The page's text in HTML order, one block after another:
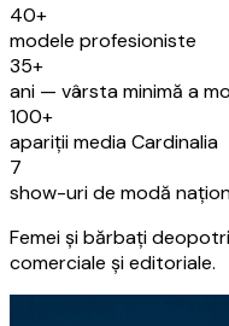
40+
modele profesioniste
35+
ani — vârsta minimă a
100+
apariții media Cardinalia
7
show-uri de modă
Femei și bărbați
comerciale și editoriale.